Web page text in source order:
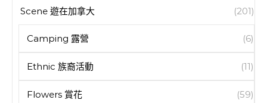
Scene 遊在加拿大 (201)
Camping 露營 (6)
Ethnic 族裔活動 (11)
Flowers 賞花 (59)